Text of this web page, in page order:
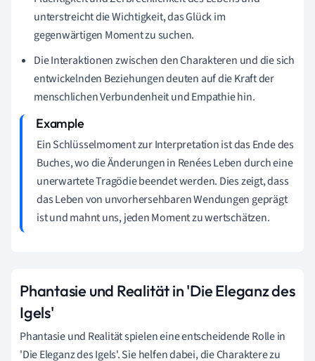
unterstreicht die Wichtigkeit, das Glück im
gegenwärtigen Moment zu suchen.
Die Interaktionen zwischen den Charakteren und die sich
entwickelnden Beziehungen deuten auf die Kraft der
menschlichen Verbundenheit und Empathie hin.
Ein Schlüsselmoment zur Interpretation ist das Ende des
Buches, wo die Änderungen in Renées Leben durch eine
unerwartete Tragödie beendet werden. Dies zeigt, dass
das Leben von unvorhersehbaren Wendungen geprägt
ist und mahnt uns, jeden Moment zu wertschätzen.
Phantasie und Realität in 'Die Eleganz des
Igels'
Phantasie und Realität spielen eine entscheidende Rolle in
'Die Eleganz des Igels'. Sie helfen dabei, die Charaktere zu